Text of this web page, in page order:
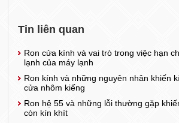
Tin liên quan
Ron cửa kính và vai trò trong việc hạn
lạnh của máy lạnh
Ron kính và những nguyên nhân khiến
cửa nhôm kiếng
Ron hệ 55 và những lỗi thường gặp
còn kín khít